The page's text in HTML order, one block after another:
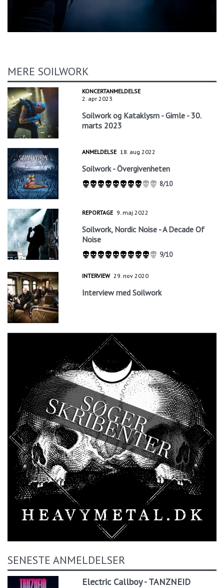
MERE SOILWORK
KONCERTANMELDELSE
2. apr 2023
Soilwork og Kataklysm - Gimle - 30.
marts 2023
ANMELDELSE 18. aug 2022
Soilwork - Övergivenheten
8/10
REPORTAGE 9. maj 2022
Soilwork, Nordic Noise - A Decade Of
Noise
9/10
INTERVIEW 29. nov 2020
Interview med Soilwork
SENESTE ANMELDELSER
Electric Callboy - TANZNEID